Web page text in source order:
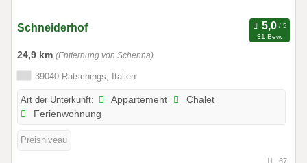
Schneiderhof
31 Bew.
24,9 km (Entfernung von Schenna)
39040 Ratschings, Italien
Art der Unterkunft: Appartement
Chalet
Ferienwohnung
Preisniveau
67